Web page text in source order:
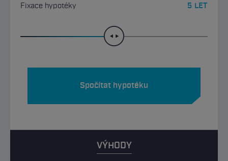
Fixace hypotéky LET
5
Spočítat hypotéku
VÝHODY